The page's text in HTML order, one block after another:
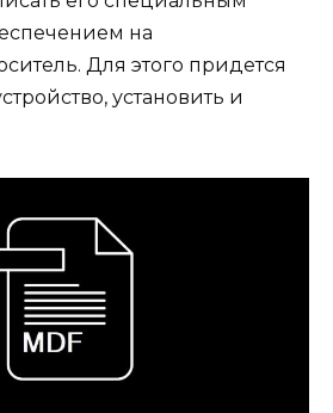
на
Для этого придется
установить и